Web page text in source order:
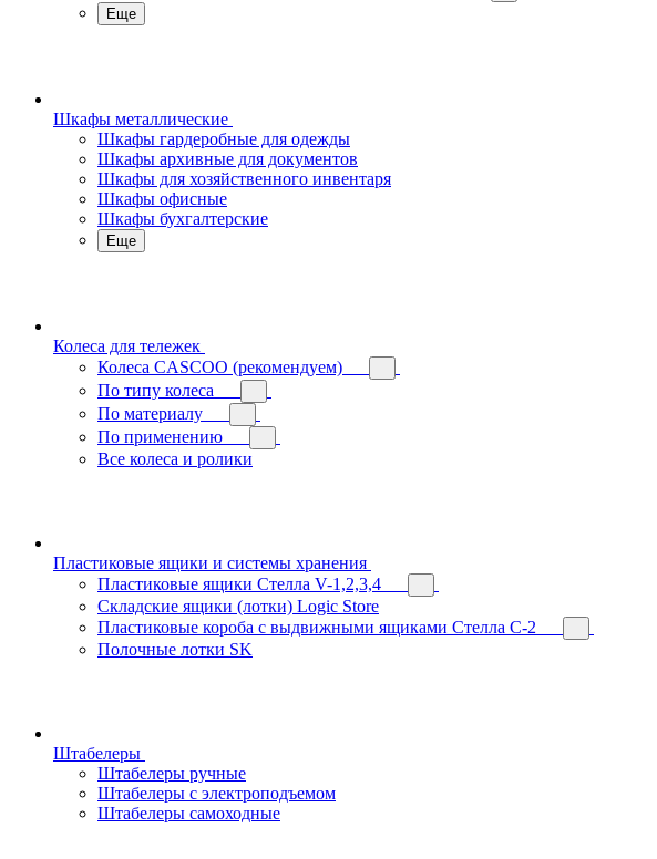
Еще
Шкафы металлические
Шкафы гардеробные для одежды
Шкафы архивные для документов
Шкафы для хозяйственного инвентаря
Шкафы офисные
Шкафы бухгалтерские
Еще
Колеса для тележек
Колеса CASCOO (рекомендуем)
По типу колеса
По материалу
По применению
Все колеса и ролики
Пластиковые ящики и системы хранения
Пластиковые ящики Стелла V-1,2,3,4
Складские ящики (лотки) Logiс Store
Пластиковые короба с выдвижными ящиками Стелла С-2
Полочные лотки SK
Штабелеры
Штабелеры ручные
Штабелеры с электроподъемом
Штабелеры самоходные